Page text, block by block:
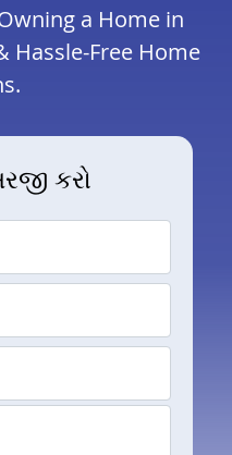
a Home in
Hassle-Free Home
કરો